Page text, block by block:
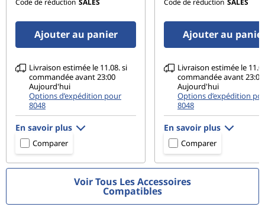
Ports et emplacements
2 ports USB-A 3.2 Gen 1
HDMI
Lecteur de carte microSD
Connecteur mixte écouteurs/micro
Entrée d’alimentation
Débit d'absorption spécifique (DAS)
Les caractéristiques et spécifications ci-contre ne reflètent pas forcément
les versions disponibles à la vente dans ce pays !
Code de réduction SALES
Ajouter au panier
Livraison estimée le 11.08. si
commandée avant 23:00
Aujourd'hui
Options d’expédition pour
8048
En savoir plus
Comparer
Code de réduction SALES
Ajouter au
Livraison estimée le
commandée avant 23:00
Aujourd'hui
Options d’expédition
8048
En savoir plus
Comparer
Voir Tous Les Accessoires
Compatibles